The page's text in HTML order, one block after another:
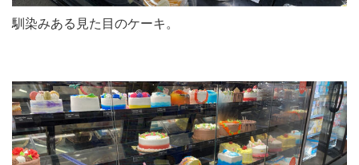
馴染みある見た目のケーキ。